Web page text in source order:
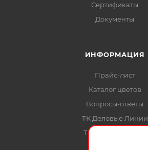
Сертификаты
Документы
ИНФОРМАЦИЯ
Прайс-лист
Каталог цветов
Вопросы-ответы
ТК Деловые Линии
ТК Байкал Сервис